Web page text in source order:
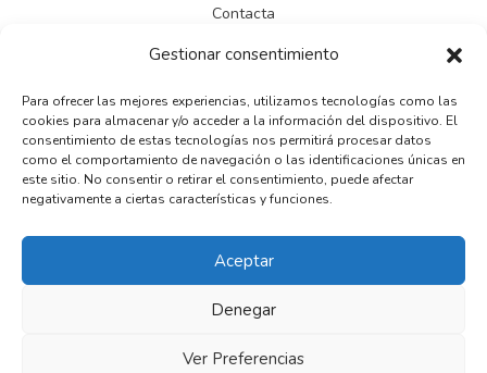
Gestionar consentimiento
Para ofrecer las mejores experiencias, utilizamos tecnologías como las
cookies para almacenar y/o acceder a la información del dispositivo. El
consentimiento de estas tecnologías nos permitirá procesar datos
como el comportamiento de navegación o las identificaciones únicas en
este sitio. No consentir o retirar el consentimiento, puede afectar
negativamente a ciertas características y funciones.
Aceptar
Denegar
Ver Preferencias
Contacta
Aviso legal
Política de cookies
Política de privacidad
Copyright © 2026